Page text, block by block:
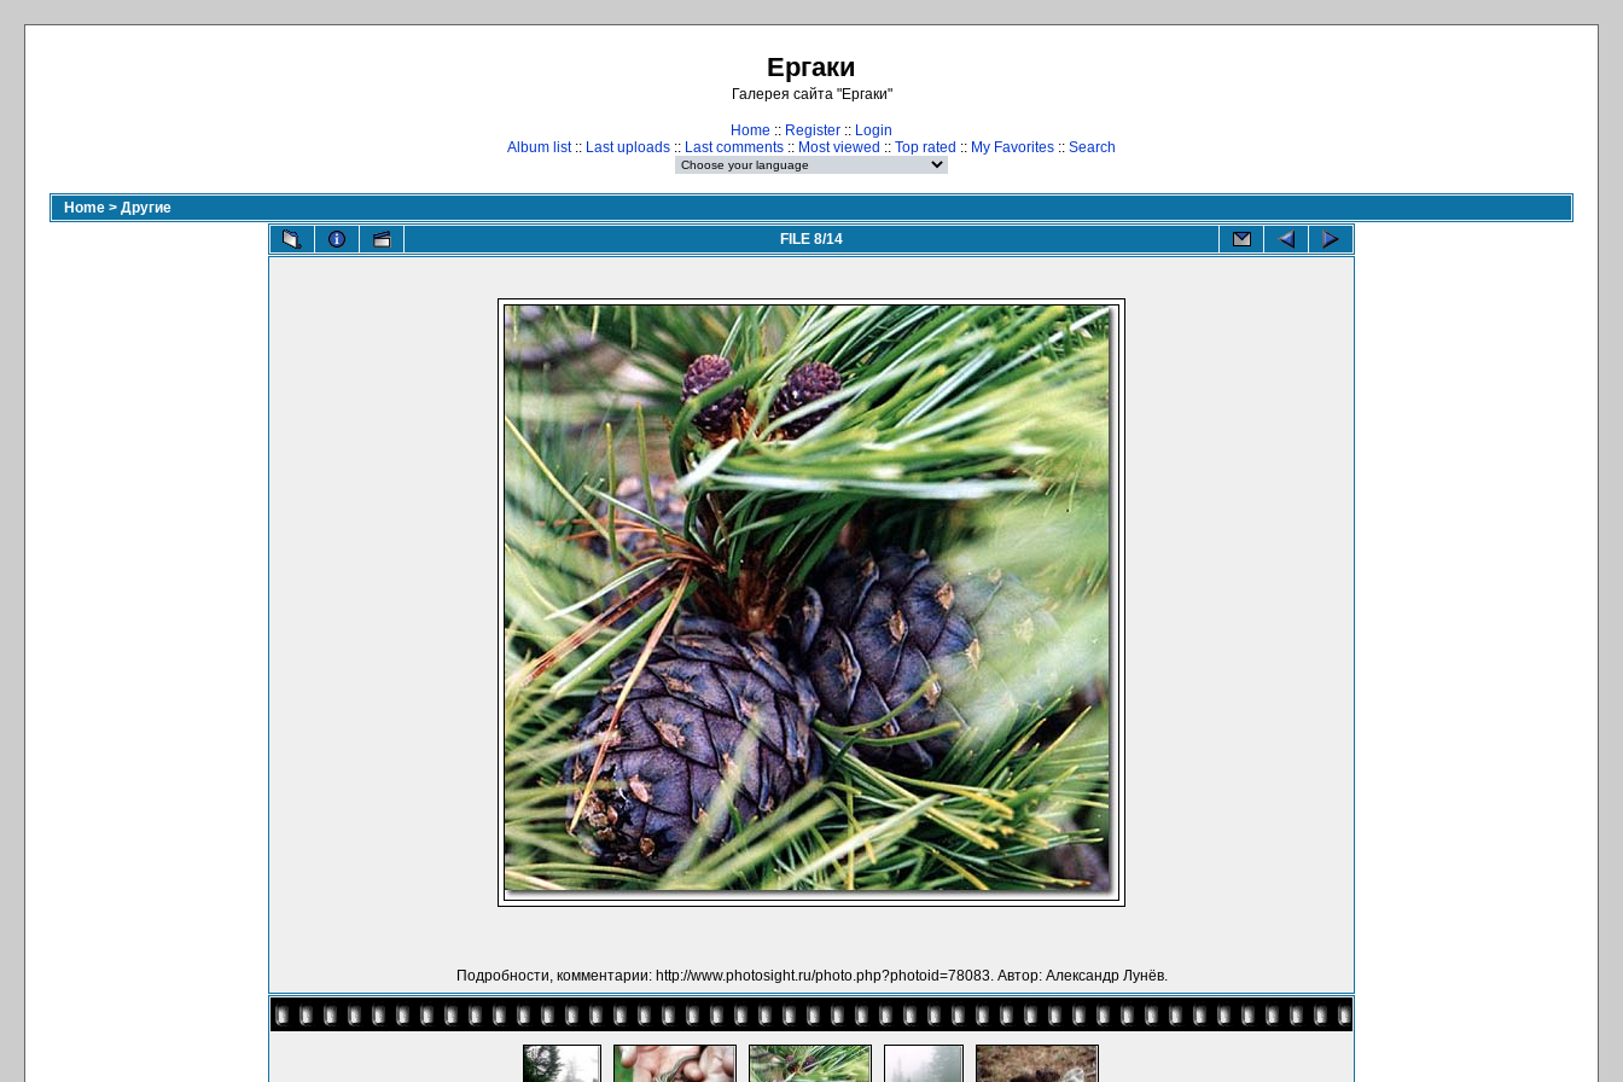
Ергаки
Галерея сайта "Ергаки"
Home :: Register :: Login
Album list:: Last uploads :: Last comments :: Most viewed :: Top rated :: My Favorites :: Search
Home > Другие
FILE 8/14
Подробности, комментарии: http://www.photosight.ru/photo.php?photoid=78083. Автор: Александр Лунёв.